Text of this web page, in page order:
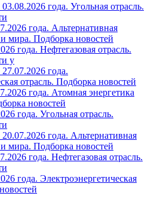
года. Угольная отрасль.
года. Альтернативная
мира. Подборка новостей
года. Нефтегазовая отрасль.
у
года.
отрасль. Подборка новостей
года. Атомная энергетика
новостей
года. Угольная отрасль.
года. Альтернативная
мира. Подборка новостей
года. Нефтегазовая отрасль.
года. Электроэнергетическая